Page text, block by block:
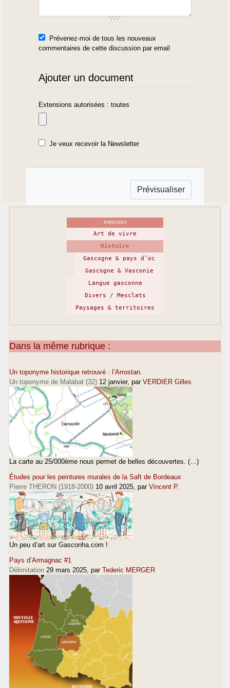
Prévenez-moi de tous les nouveaux
commentaires de cette discussion par email
Ajouter un document
Extensions autorisées : toutes
Je veux recevoir la Newsletter
RUBRIQUES
Art de vivre
Histoire
Gascogne & pays d’oc
Gascogne & Vasconie
Langue gasconne
Divers / Mesclats
Paysages & territoires
Dans la même rubrique :
Un toponyme historique retrouvé : l’Arrostan.
Un toponyme de Malabat (32) 12 janvier, par VERDIER Gilles
La carte au 25/000ème nous permet de belles découvertes. (…)
Études pour les peintures murales de la Saft de Bordeaux
Pierre THERON (1918-2000) 10 avril 2025 , par Vincent P.
Un peu d’art sur Gasconha.com !
Pays d’Armagnac #1
Délimitation 29 mars 2025 , par Tederic MERGER